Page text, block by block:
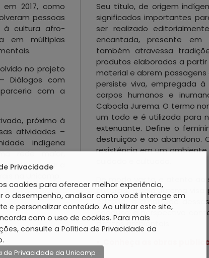
2017, como
pessoas
à cultura afro-
em múltiplas
no projeto
Diálogos com
com a
próximo à
atividades –
indígena
rede maior,
de ampliar a
na Unicamp.
Seu título, de origem
significados importantes
ser realizado
encantada, presente em
também atravessa
produtos elaborados a
material e abrem passagens
persiste viva, empregada
corpos humanos e
Cabocla Jurema. O termo
um todo e é utilizada para
extenuante. Define o
destruição e ao abandono.
resistência em um
De modo vasto e atento
culturais, o selo Jurema
editorial, a amplitude
coaduna a perspectiva
direitos ambientais.
• Conheça as obras
Privacidade
cookies para oferecer melhor experiência,
o desempenho, analisar como você interage em
e personalizar conteúdo. Ao utilizar este site,
com o uso de cookies. Para mais
consulte a Política de Privacidade da
de Privacidade da Unicamp